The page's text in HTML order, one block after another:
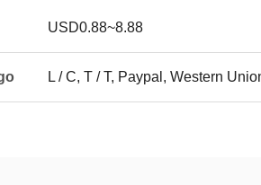
USD0.88~8.88
L / C, T / T, Paypal, Western